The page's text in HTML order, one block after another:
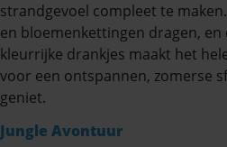
strandgevoel compleet te
en bloemenkettingen dragen,
kleurrijke drankjes maakt het
voor een ontspannen, zomerse
geniet.
Jungle Avontuur